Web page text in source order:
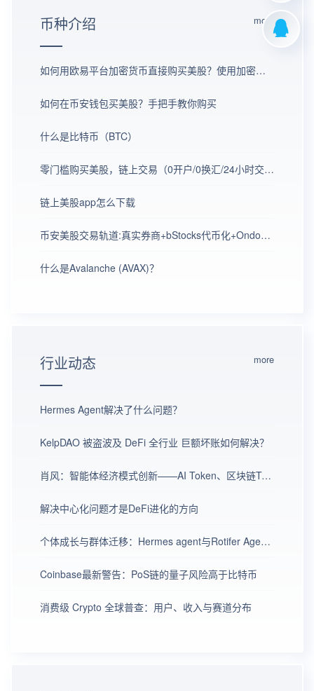
币种介绍 more
如何用欧易平台加密货币直接购买美股？使用加密货币购买美股的详细教程
如何在币安钱包买美股？手把手教你购买
什么是比特币（BTC）
零门槛购买美股，链上交易（0开户/0换汇/24小时交易）
链上美股app怎么下载
币安美股交易轨道:真实券商+bStocks代币化+Ondo代币化证券+股票合约衍生品
什么是Avalanche (AVAX)？
行业动态 more
Hermes Agent解决了什么问题？
KelpDAO 被盗波及 DeFi 全行业 巨额坏账如何解决？
肖风：智能体经济模式创新——AI Token、区块链Token与全同态加密的融合革命
解决中心化问题才是DeFi进化的方向
个体成长与群体迁移：Hermes agent与Rotifer Agent智能进化路径选择
Coinbase最新警告：PoS链的量子风险高于比特币
消费级 Crypto 全球普查：用户、收入与赛道分布